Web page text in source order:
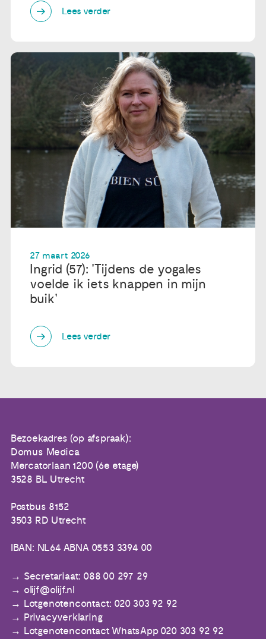
Lees verder
27 maart 2026
Ingrid (57): 'Tijdens de yogales
voelde ik iets knappen in mijn
buik'
Lees verder
Bezoekadres (op afspraak):
Domus Medica
Mercatorlaan 1200 (6e etage)
3528 BL Utrecht
Postbus 8152
3503 RD Utrecht
IBAN: NL64 ABNA 0553 3394 00
Secretariaat: 088 00 297 29
olijf@olijf.nl
Lotgenotencontact: 020 303 92 92
Privacyverklaring
Lotgenotencontact WhatsApp 020 303 92 92